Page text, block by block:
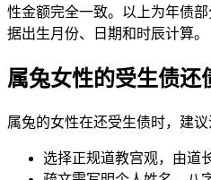
性金额完全一致。以上为年债
据出生月份、日期和时辰计算。
属兔女性的受生债还
属兔的女性在还受生债时，建议
选择正规道教宫观，由道